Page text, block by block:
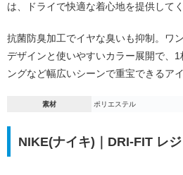
は、ドライで快適な着心地を提供してく
抗菌防臭加工でイヤな臭いも抑制。ワ
デザインと使いやすいカラー展開で、
ングなど幅広いシーンで重宝できるア
素材 ポリエステル
NIKE(ナイキ)｜DRI-FIT レ